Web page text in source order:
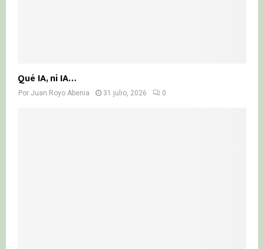
Qué IA, ni IA…
Por Juan Royo Abenia 31 julio, 2026 0